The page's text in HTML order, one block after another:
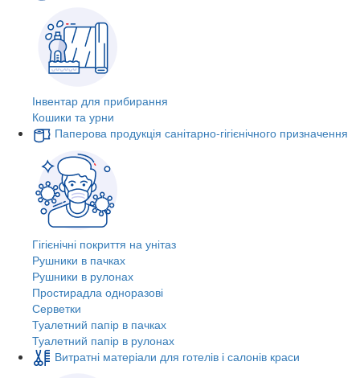
Інвентар для прибирання
Кошики та урни
Паперова продукція санітарно-гігієнічного призначення
Гігієнічні покриття на унітаз
Рушники в пачках
Рушники в рулонах
Простирадла одноразові
Серветки
Туалетний папір в пачках
Туалетний папір в рулонах
Витратні матеріали для готелів і салонів краси